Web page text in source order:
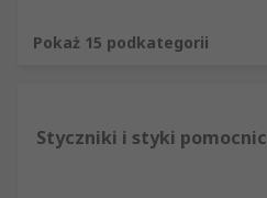
Pokaż 15 podkategorii
Styczniki i styki